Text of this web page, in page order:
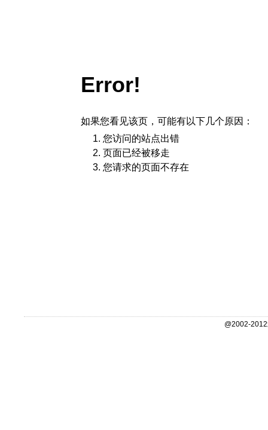
Error!
如果您看见该页，可能有以下几个原因：
您访问的站点出错
页面已经被移走
您请求的页面不存在
@2002-